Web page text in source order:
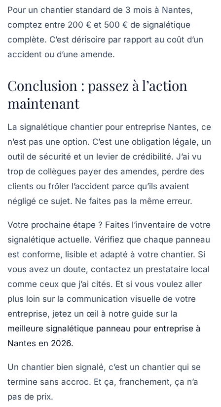
Pour un chantier standard de 3 mois à Nantes,
comptez entre 200 € et 500 € de signalétique
complète. C’est dérisoire par rapport au coût d’un
accident ou d’une amende.
Conclusion : passez à l’action
maintenant
La signalétique chantier pour entreprise Nantes, ce
n’est pas une option. C’est une obligation légale, un
outil de sécurité et un levier de crédibilité. J’ai vu
trop de collègues payer des amendes, perdre des
clients ou frôler l’accident parce qu’ils avaient
négligé ce sujet. Ne faites pas la même erreur.
Votre prochaine étape ? Faites l’inventaire de votre
signalétique actuelle. Vérifiez que chaque panneau
est conforme, lisible et adapté à votre chantier. Si
vous avez un doute, contactez un prestataire local
comme ceux que j’ai cités. Et si vous voulez aller
plus loin sur la communication visuelle de votre
entreprise, jetez un œil à notre guide sur la
meilleure signalétique panneau pour entreprise à
Nantes en 2026.
Un chantier bien signalé, c’est un chantier qui se
termine sans accroc. Et ça, franchement, ça n’a
pas de prix.